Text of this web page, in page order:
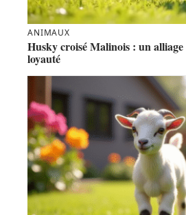
ANIMAUX
Husky croisé Malinois : un alliage
loyauté